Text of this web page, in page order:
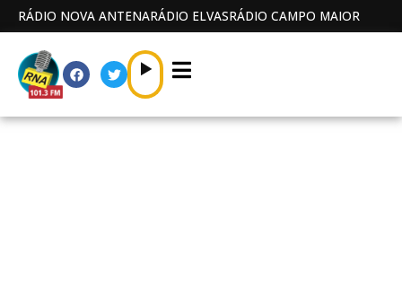
RÁDIO NOVA ANTENARÁDIO ELVASRÁDIO CAMPO MAIOR